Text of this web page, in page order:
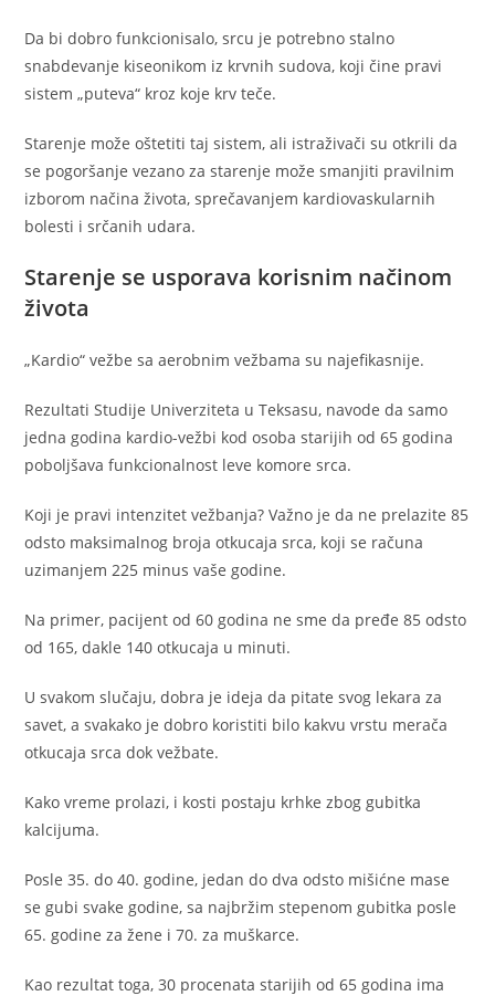
Da bi dobro funkcionisalo, srcu je potrebno stalno
snabdevanje kiseonikom iz krvnih sudova, koji čine pravi
sistem „puteva“ kroz koje krv teče.
Starenje može oštetiti taj sistem, ali istraživači su otkrili da
se pogoršanje vezano za starenje može smanjiti pravilnim
izborom načina života, sprečavanjem kardiovaskularnih
bolesti i srčanih udara.
Starenje se usporava korisnim načinom
života
„Kardio“ vežbe sa aerobnim vežbama su najefikasnije.
Rezultati Studije Univerziteta u Teksasu, navode da samo
jedna godina kardio-vežbi kod osoba starijih od 65 godina
poboljšava funkcionalnost leve komore srca.
Koji je pravi intenzitet vežbanja? Važno je da ne prelazite 85
odsto maksimalnog broja otkucaja srca, koji se računa
uzimanjem 225 minus vaše godine.
Na primer, pacijent od 60 godina ne sme da pređe 85 odsto
od 165, dakle 140 otkucaja u minuti.
U svakom slučaju, dobra je ideja da pitate svog lekara za
savet, a svakako je dobro koristiti bilo kakvu vrstu merača
otkucaja srca dok vežbate.
Kako vreme prolazi, i kosti postaju krhke zbog gubitka
kalcijuma.
Posle 35. do 40. godine, jedan do dva odsto mišićne mase
se gubi svake godine, sa najbržim stepenom gubitka posle
65. godine za žene i 70. za muškarce.
Kao rezultat toga, 30 procenata starijih od 65 godina ima